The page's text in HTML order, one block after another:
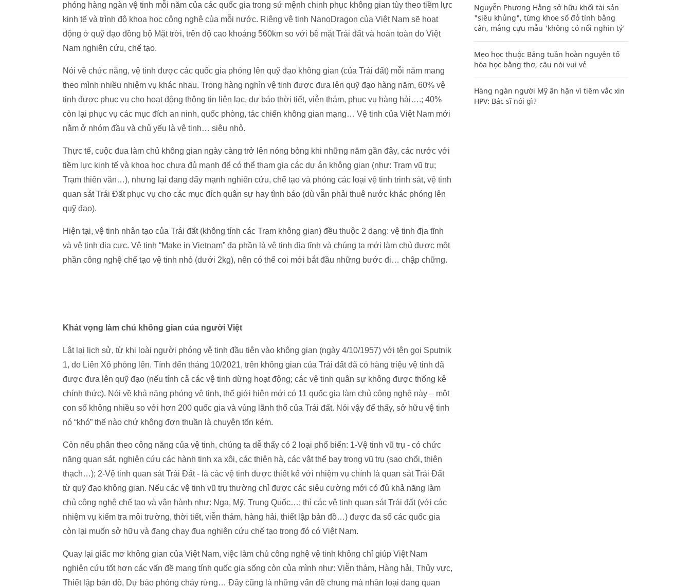
phóng hàng ngàn vệ tinh mỗi năm của các quốc gia trong sứ mệnh chinh phục không gian tùy theo tiềm lực
kinh tế và trình độ khoa học công nghệ của mỗi nước. Riêng vệ tinh NanoDragon của Việt Nam sẽ hoạt
động ở quỹ đạo đồng bộ Mặt trời, trên độ cao khoảng 560km so với bề mặt Trái đất và hoàn toàn do Việt
Nam nghiên cứu, chế tạo.
Nói về chức năng, vệ tinh được các quốc gia phóng lên quỹ đạo không gian (của Trái đất) mỗi năm mang
theo mình nhiều nhiệm vụ khác nhau. Trong hàng nghìn vệ tinh được đưa lên quỹ đạo hàng năm, 60% vệ
tinh được phục vụ cho hoạt động thông tin liên lạc, dự báo thời tiết, viễn thám, phục vụ hàng hải….; 40%
còn lại phục vụ các mục đích an ninh, quốc phòng, tác chiến không gian mạng… Vệ tinh của Việt Nam mới
nằm ở nhóm đầu và chủ yếu là vệ tinh… siêu nhỏ.
Thực tế, cuộc đua làm chủ không gian ngày càng trở lên nóng bỏng khi những năm gần đây, các nước với
tiềm lực kinh tế và khoa học chưa đủ mạnh để có thể tham gia các dự án không gian (như: Trạm vũ trụ;
Trạm thiên văn…), nhưng lại đang đẩy mạnh nghiên cứu, chế tạo và phóng các loại vệ tinh trinh sát, vệ tinh
quan sát Trái Đất phục vụ cho các mục đích quân sự hay tình báo (dù vẫn phải thuê nước khác phóng lên
quỹ đạo).
Hiện tại, vệ tinh nhân tạo của Trái đất (không tính các Trạm không gian) đều thuộc 2 dạng: vệ tinh địa tĩnh
và vệ tinh địa cực. Vệ tinh “Make in Vietnam” đa phần là vệ tinh địa tĩnh và chúng ta mới làm chủ được một
phần công nghệ chế tạo vệ tinh nhỏ (dưới 2kg), nên có thể coi mới bắt đầu những bước đi… chập chững.
Khát vọng làm chủ không gian của người Việt
Lật lại lịch sử, từ khi loài người phóng vệ tinh đầu tiên vào không gian (ngày 4/10/1957) với tên gọi Sputnik
1, do Liên Xô phóng lên. Tính đến tháng 10/2021, trên không gian của Trái đất đã có hàng triệu vệ tinh đã
được đưa lên quỹ đạo (nếu tính cả các vệ tinh dừng hoạt động; các vệ tinh quân sự không được thống kê
chính thức). Nói về khả năng phóng vệ tinh, thế giới hiện mới có 11 quốc gia làm chủ công nghệ này – một
con số không nhiều so với hơn 200 quốc gia và vùng lãnh thổ của Trái đất. Nói vậy để thấy, sở hữu vệ tinh
nó “khó” thế nào chứ không đơn thuần là chuyện tốn kém.
Còn nếu phân theo công năng của vệ tinh, chúng ta dễ thấy có 2 loại phổ biến: 1-Vệ tinh vũ trụ - có chức
năng quan sát, nghiên cứu các hành tinh xa xôi, các thiên hà, các vật thể bay trong vũ trụ (sao chổi, thiên
thạch…); 2-Vệ tinh quan sát Trái Đất - là các vệ tinh được thiết kế với nhiệm vụ chính là quan sát Trái Đất
từ quỹ đạo không gian. Nếu các vệ tinh vũ trụ thường chỉ được các siêu cường mới có đủ khả năng làm
chủ công nghệ chế tạo và vận hành như: Nga, Mỹ, Trung Quốc…; thì các vệ tinh quan sát Trái đất (với các
nhiệm vụ kiểm tra môi trường, thời tiết, viễn thám, hàng hải, thiết lập bản đồ…) được đa số các quốc gia
còn lại muốn sở hữu và đang chạy đua nghiên cứu chế tạo trong đó có Việt Nam.
Quay lại giấc mơ không gian của Việt Nam, việc làm chủ công nghệ vệ tinh không chỉ giúp Việt Nam
nghiên cứu tốt hơn các vấn đề mang tính quốc gia sống còn của mình như: Viễn thám, Hàng hải, Thủy vực,
Thiết lập bản đồ, Dự báo phòng cháy rừng… Đây cũng là những vấn đề chung mà nhân loại đang quan
Nguyễn Phương Hằng sở hữu khối tài sản
"siêu khủng", từng khoe sổ đỏ tính bằng
cân, mắng cựu mẫu 'không có nổi nghìn tỷ'
Mẹo học thuộc Bảng tuần hoàn nguyên tố
hóa học bằng thơ, câu nói vui vẻ
Hàng ngàn người Mỹ ân hận vì tiêm vắc xin
HPV: Bác sĩ nói gì?